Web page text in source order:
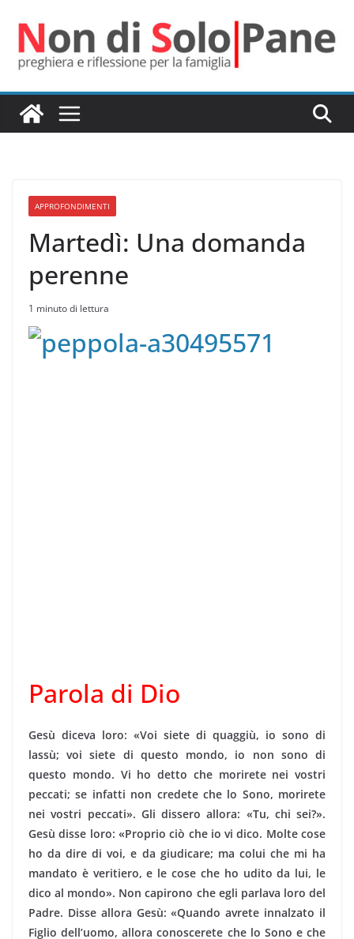
contenuto
APPROFONDIMENTI
Martedì: Una domanda
perenne
1 minuto di lettura
Parola di Dio
Gesù diceva loro: «Voi siete di quaggiù, io sono di
lassù; voi siete di questo mondo, io non sono di
questo mondo. Vi ho detto che morirete nei vostri
peccati; se infatti non cre­dete che lo Sono, morirete
nei vostri peccati». Gli dissero allora: «Tu, chi sei?».
Gesù disse loro: «Proprio ciò che io vi dico. Molte cose
ho da dire di voi, e da giudicare; ma colui che mi ha
mandato è veritiero, e le cose che ho udito da lui, le
dico al mondo». Non capirono che egli parlava loro del
Padre. Disse allora Gesù: «Quando avrete innal­zato il
Figlio dell’uomo, allora conoscerete che lo Sono e che